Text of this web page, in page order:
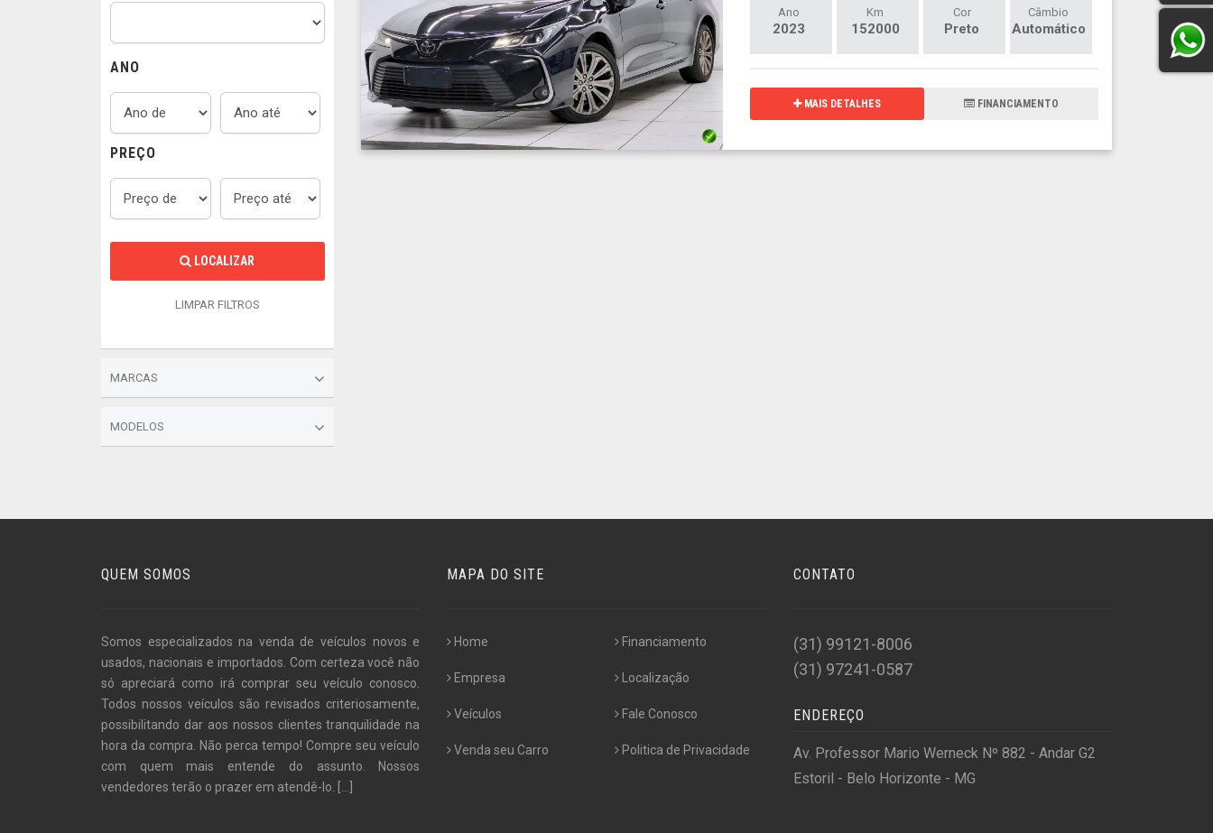
ANO
PREÇO
LOCALIZAR
LIMPAR FILTROS
MARCAS
MODELOS
Ano
2023
Km
152000
Cor
Preto
Câmbio
Automático
MAIS DETALHES FINANCIAMENTO
QUEM SOMOS
Somos especializados na venda de veículos novos e
usados, nacionais e importados. Com certeza você não
só apreciará como irá comprar seu veículo conosco.
Todos nossos veículos são revisados criteriosamente,
possibilitando dar aos nossos clientes tranquilidade na
hora da compra. Não perca tempo! Compre seu veículo
com quem mais entende do assunto. Nossos
vendedores terão o prazer em atendê-lo.
MAPA DO SITE
Home
Empresa
Veículos
Venda seu Carro
Financiamento
Localização
Fale Conosco
Politica de Privacidade
CONTATO
(31) 99121-8006
(31) 97241-0587
ENDEREÇO
Av. Professor Mario Werneck Nº 882 - Andar G2
Estoril - Belo Horizonte - MG